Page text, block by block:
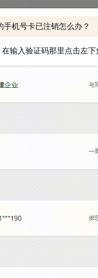
手机号卡已注销怎么办？
输入验证码那里点击左下